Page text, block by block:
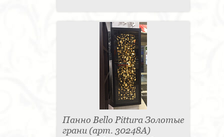
Панно Bello Pittura Золотые
грани (арт. 30248A)